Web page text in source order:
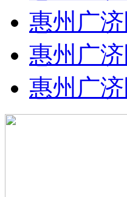
惠州广
惠州广
惠州广